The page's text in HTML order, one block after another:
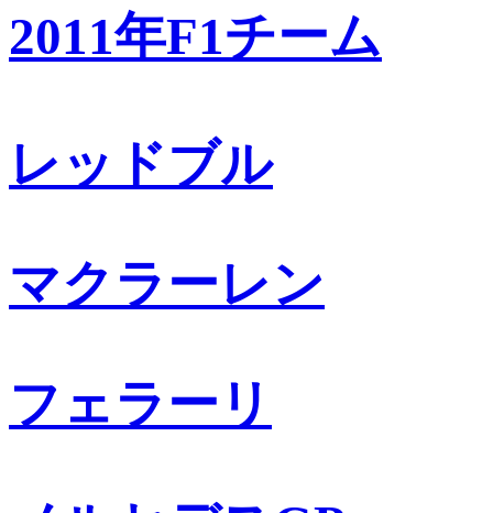
2011年F1チーム
レッドブル
マクラーレン
フェラーリ